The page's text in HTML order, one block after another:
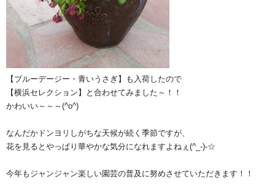
【ブルーデージー・青いうさぎ】も入荷したので
【横浜セレクション】と合わせてみました～！！
かわいい～～～(^o^)
なんだかドンヨリしがちな天候が続く季節ですが、
花を見るとやっぱり華やかな気分になれますよねぇ(^_-)-☆
今年もジャンジャン楽しい園芸の普及に努めさせていただきます！！